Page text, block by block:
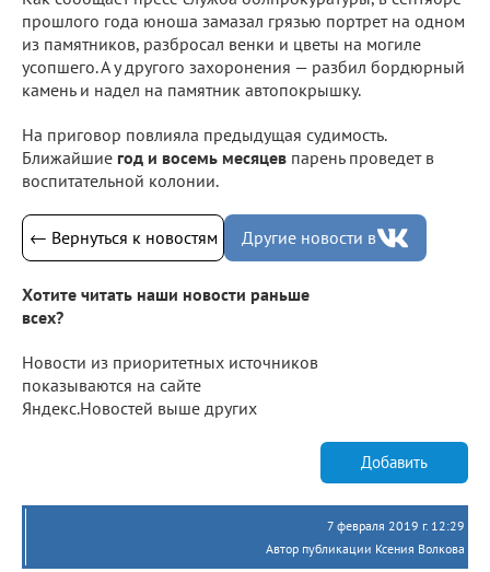
прошлого года юноша замазал грязью портрет на одном
из памятников, разбросал венки и цветы на могиле
усопшего. А у другого захоронения — разбил бордюрный
камень и надел на памятник автопокрышку.
На приговор повлияла предыдущая судимость.
Ближайшие год и восемь месяцев парень проведет в
воспитательной колонии.
← Вернуться к новостям Другие новости в
Хотите читать наши новости раньше
всех?
Новости из приоритетных источников
показываются на сайте
Яндекс.Новостей выше других
Добавить
7 февраля 2019 г. 12:29
Автор публикации Ксения Волкова